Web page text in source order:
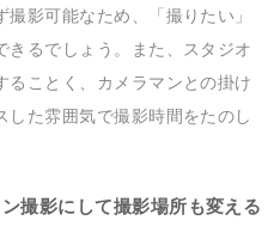
影可能なため、「撮りたい」
るでしょう。また、スタジオ
ことく、カメラマンとの掛け
た雰囲気で撮影時間をたのし
撮影にして撮影場所も変える